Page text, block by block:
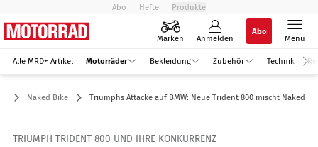
Abo Hefte Produkte
Marken Anmelden
Abo
Menü
Alle MRD+ Artikel Motorräder Bekleidung Zubehör Technik
Naked Bike Triumphs Attacke auf BMW: Neue Trident 800 mischt Naked
TRIUMPH TRIDENT 800 UND IHRE KONKURRENZ